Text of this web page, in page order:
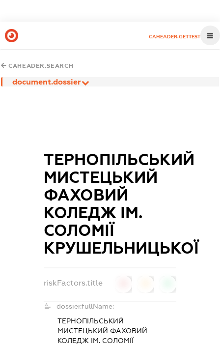
CAHEADER.GETTEST
CAHEADER.SEARCH
document.dossier
ТЕРНОПІЛЬСЬКИЙ
МИСТЕЦЬКИЙ
ФАХОВИЙ
КОЛЕДЖ ІМ.
СОЛОМІЇ
КРУШЕЛЬНИЦЬКОЇ
riskFactors.title
dossier.fullName:
ТЕРНОПІЛЬСЬКИЙ
МИСТЕЦЬКИЙ ФАХОВИЙ
КОЛЕДЖ ІМ. СОЛОМІЇ